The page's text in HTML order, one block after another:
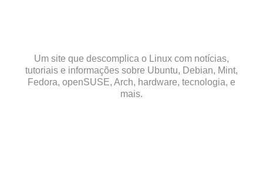
Um site que descomplica o Linux com notícias,
tutoriais e informações sobre Ubuntu, Debian, Mint,
Fedora, openSUSE, Arch, hardware, tecnologia, e
mais.